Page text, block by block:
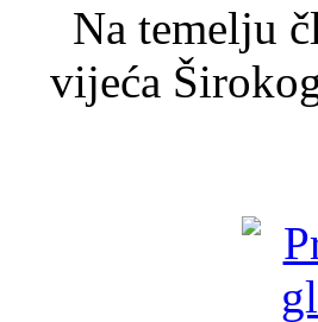
Na temelju
vijeća